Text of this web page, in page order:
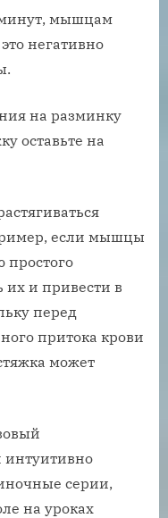
мышцам
негативно
на разминку
оставьте на
если мышцы
их и привести в
перед
притока крови
может
серии,
на уроках